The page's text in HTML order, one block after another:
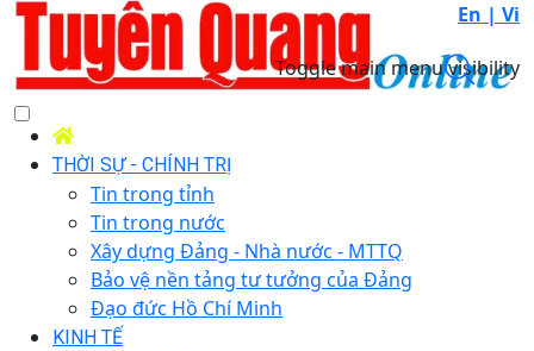
En | Vi
Toggle main menu visibility
THỜI SỰ - CHÍNH TRỊ
Tin trong tỉnh
Tin trong nước
Xây dựng Đảng - Nhà nước - MTTQ
Bảo vệ nền tảng tư tưởng của Đảng
Đạo đức Hồ Chí Minh
KINH TẾ